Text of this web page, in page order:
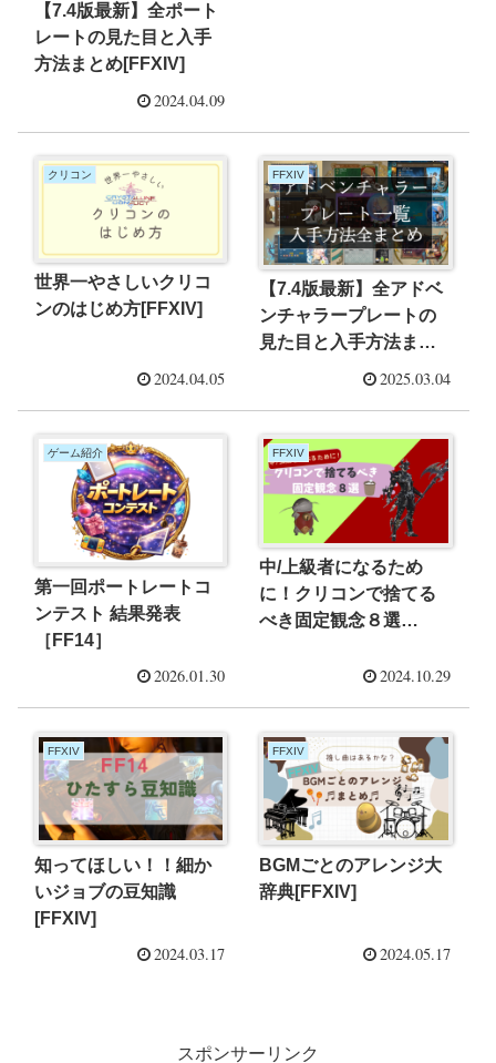
【7.4版最新】全ポート
レートの見た目と入手
方法まとめ[FFXIV]
2024.04.09
クリコン
世界一やさしいクリコ
ンのはじめ方[FFXIV]
2024.04.05
FFXIV
【7.4版最新】全アドベ
ンチャラープレートの
見た目と入手方法まと
2025.03.04
ゲーム紹介
第一回ポートレートコ
ンテスト 結果発表
［FF14］
2026.01.30
FFXIV
中/上級者になるため
に！クリコンで捨てる
べき固定観念８選
2024.10.29
FFXIV
知ってほしい！！細か
いジョブの豆知識
[FFXIV]
2024.03.17
FFXIV
BGMごとのアレンジ大
辞典[FFXIV]
2024.05.17
スポンサーリンク